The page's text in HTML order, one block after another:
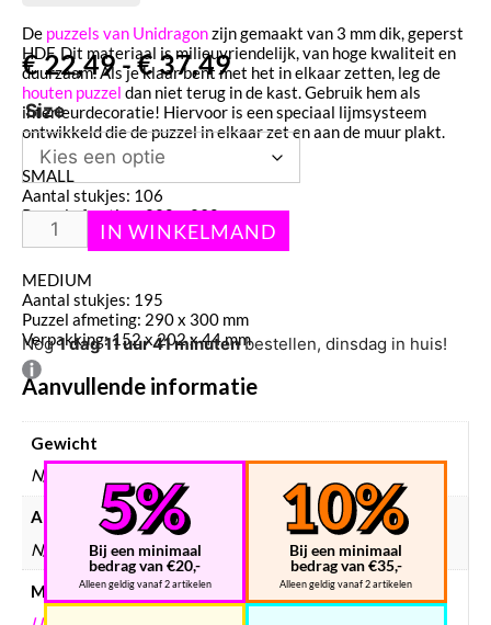
De puzzels van Unidragonzijn gemaakt van 3 mm dik, geperst
HDF. Dit materiaal is milieuvriendelijk, van hoge kwaliteit en
duurzaam. Als je klaar bent met het in elkaar zetten, leg de
houten puzzel dan niet terug in de kast. Gebruik hem als
interieurdecoratie! Hiervoor is een speciaal lijmsysteem
ontwikkeld die de puzzel in elkaar zet en aan de muur plakt.
SMALL
Aantal stukjes: 106
Puzzel afmeting: 220 x 230 mm
Verpakking: 122 х 182 х 38 mm
MEDIUM
Aantal stukjes: 195
Puzzel afmeting: 290 x 300 mm
Verpakking: 152 х 202 х 44 mm
Aanvullende informatie
Gewicht
N/B
Afmetingen
N/B
Merken
€22,49-€37,49
Size
Nog1 dag 11 uur 41 minutenbestellen, dinsdag in huis!
Bij een minimaal
bedrag van €20,-
Alleen geldig vanaf 2 artikelen
Bij een minimaal
bedrag van €35,-
Alleen geldig vanaf 2 artikelen